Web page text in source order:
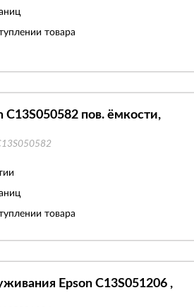
товара
C13S050582 пов. ёмкости,
товара
Epson C13S051206 ,